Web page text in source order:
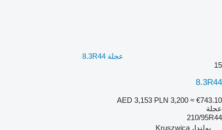
عجلة 8.3R44
15
8.3R44
AED 3,153 PLN 3,200 ≈ €743.10
عجلة
210/95R44
بولندا، Kruszwica